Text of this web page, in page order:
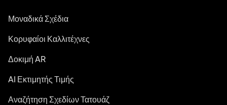
Μοναδικά Σχέδια
Κορυφαίοι Καλλιτέχνες
Δοκιμή AR
AI Εκτιμητής Τιμής
Αναζήτηση Σχεδίων Τατουάζ